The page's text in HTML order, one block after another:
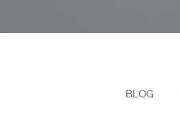
BLOG